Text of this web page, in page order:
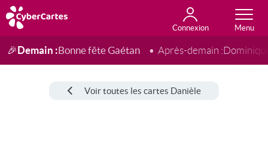
Connexion
Anniversaire
Fête du jour
Amour
Amitié
Merci
Toutes les cartes
🎉Demain :Bonne fête Gaétan Après-demain :
Voir toutes les cartes Danièle